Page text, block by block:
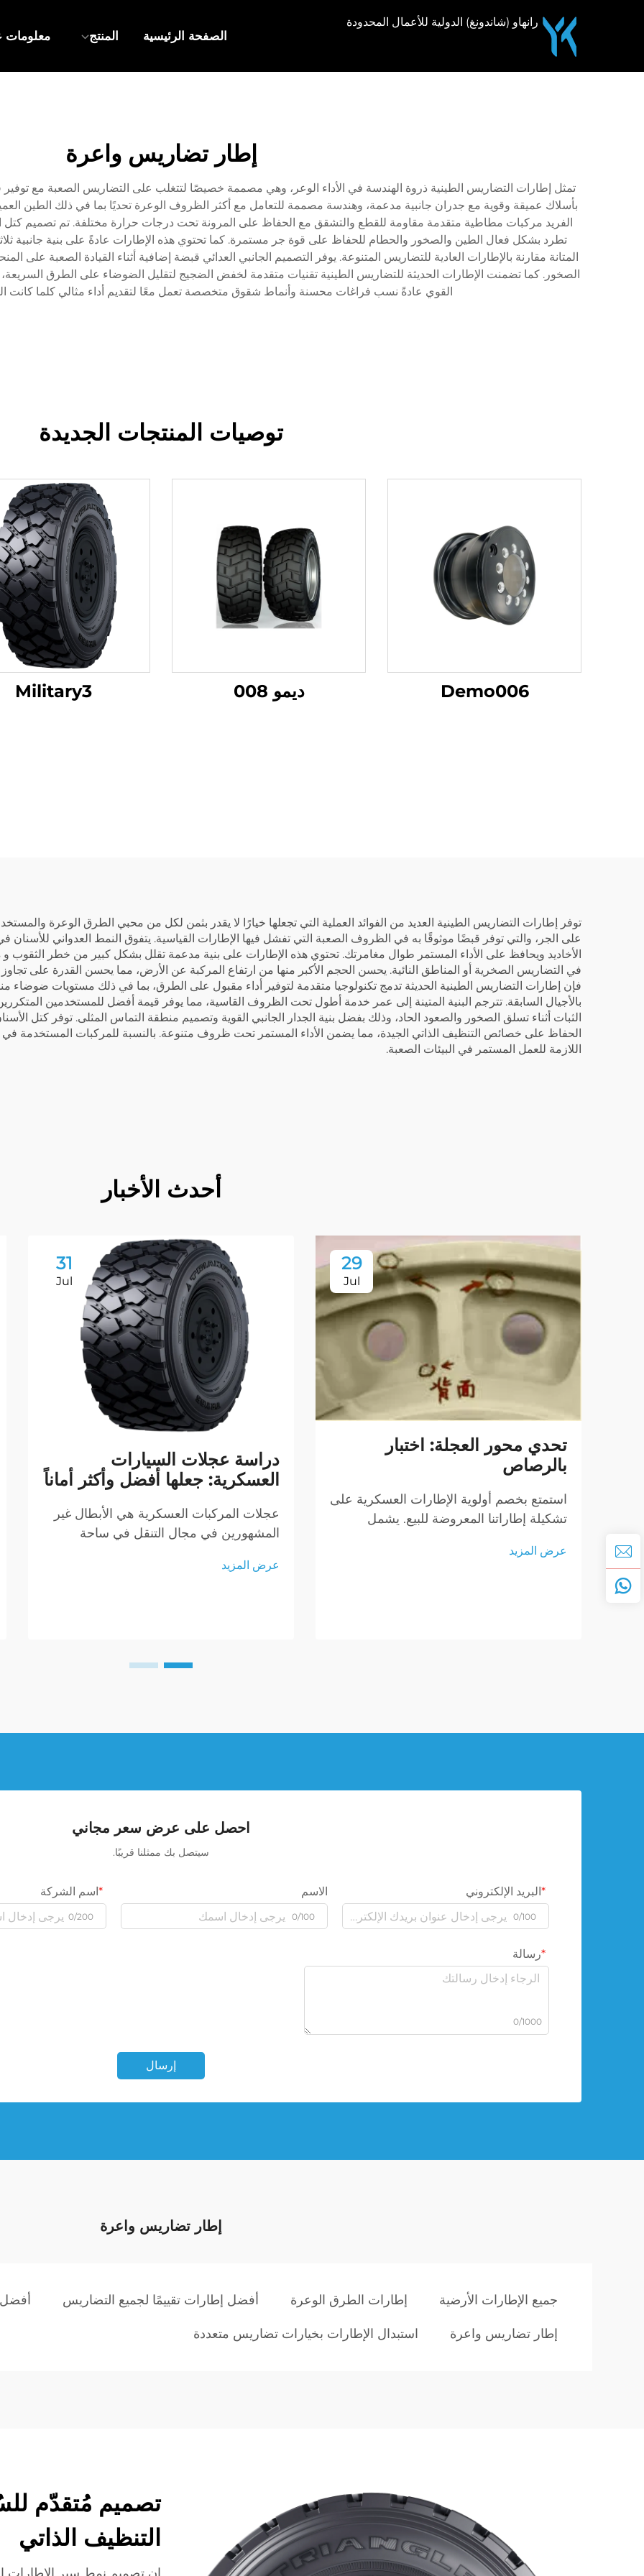
رانهاو (شاندونغ) الدولية للأعمال المحدودة
الصفحة الرئيسية المنتج معلومات
إطار تضاريس واعرة
تمثل إطارات التضاريس الطينية ذروة الهندسة في الأداء الوعر، وهي مصممة خصيصًا لتتغلب على التضاريس الصعبة مع توفير
بأسلاك عميقة وقوية مع جدران جانبية مدعمة، وهندسة مصممة للتعامل مع أكثر الظروف الوعرة تحديًا بما في ذلك الطين
الفريد مركبات مطاطية متقدمة مقاومة للقطع والتشقق مع الحفاظ على المرونة تحت درجات حرارة مختلفة. تم تصميم كتل
تطرد بشكل فعال الطين والصخور والحطام للحفاظ على قوة جر مستمرة. كما تحتوي هذه الإطارات عادةً على بنية جانبية
الصخور. كما تضمنت الإطارات الحديثة للتضاريس الطينية تقنيات متقدمة لخفض الضجيج لتقليل الضوضاء على الطرق السريعة،
القوي عادةً نسب فراغات محسنة وأنماط شقوق متخصصة تعمل معًا لتقديم أداء مثالي كلما
توصيات المنتجات الجديدة
Demo006 ديمو 008 Military3
توفر إطارات التضاريس الطينية العديد من الفوائد العملية التي تجعلها خيارًا لا يقدر بثمن لكل من محبي الطرق الوعرة
على الجر، والتي توفر قبضًا موثوقًا به في الظروف الصعبة التي تفشل فيها الإطارات القياسية. يتفوق النمط العدواني للأسنان
في التضاريس الصخرية أو المناطق النائية. يحسن الحجم الأكبر منها من ارتفاع المركبة عن الأرض، مما يحسن القدرة على
فإن إطارات التضاريس الطينية الحديثة تدمج تكنولوجيا متقدمة لتوفير أداء مقبول على الطرق، بما في ذلك مستويات
بالأجيال السابقة. تترجم البنية المتينة إلى عمر خدمة أطول تحت الظروف القاسية، مما يوفر قيمة أفضل للمستخدمين
الثبات أثناء تسلق الصخور والصعود الحاد، وذلك بفضل بنية الجدار الجانبي القوية وتصميم منطقة التماس المثلى. توفر كتل
الحفاظ على خصائص التنظيف الذاتي الجيدة، مما يضمن الأداء المستمر تحت ظروف متنوعة. بالنسبة للمركبات المستخدمة في
اللازمة للعمل المستمر في البيئات الصعبة.
أحدث الأخبار
29
Jul
تحدي محور العجلة: اختبار
بالرصاص
استمتع بخصم أولوية الإطارات العسكرية على
تشكيلة إطاراتنا المعروضة للبيع. يشمل
متانة وموثوقية لا مثيل لها. استفد من
عرض المزيد
31
Jul
دراسة عجلات السيارات
العسكرية: جعلها أفضل وأكثر أماناً
عجلات المركبات العسكرية هي الأبطال غير
المشهورين في مجال التنقل في ساحة
ظروف شديدة،
عرض المزيد
احصل على عرض سعر مجاني
سيتصل بك ممثلنا قريبًا.
البريد الإلكتروني
0/100
الاسم
0/100
اسم الشركة
0/200
رسالة
0/1000
إرسال
إطار تضاريس واعرة
جميع الإطارات الأرضية إطارات الطرق الوعرة أفضل إطارات تقييمًا لجميع التضاريس
إطار تضاريس واعرة استبدال الإطارات بخيارات تضاريس متعددة
تصميم مُتقدّم
التنظيف الذاتي